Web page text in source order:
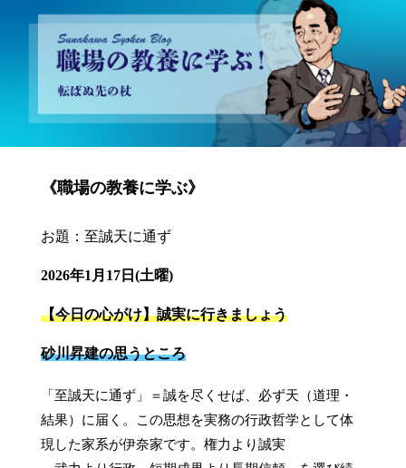
砂川昇建会長ブログ 職場の教養に学ぶ！～転ばぬ先の杖～
《職場の教養に学ぶ》
お題：至誠天に通ず
2026年1月17日(土曜)
【今日の心がけ】誠実に行きましょう
砂川昇建の思うところ
「至誠天に通ず」＝誠を尽くせば、必ず天（道理・
結果）に届く。この思想を実務の行政哲学として体
現した家系が伊奈家です。権力より誠実